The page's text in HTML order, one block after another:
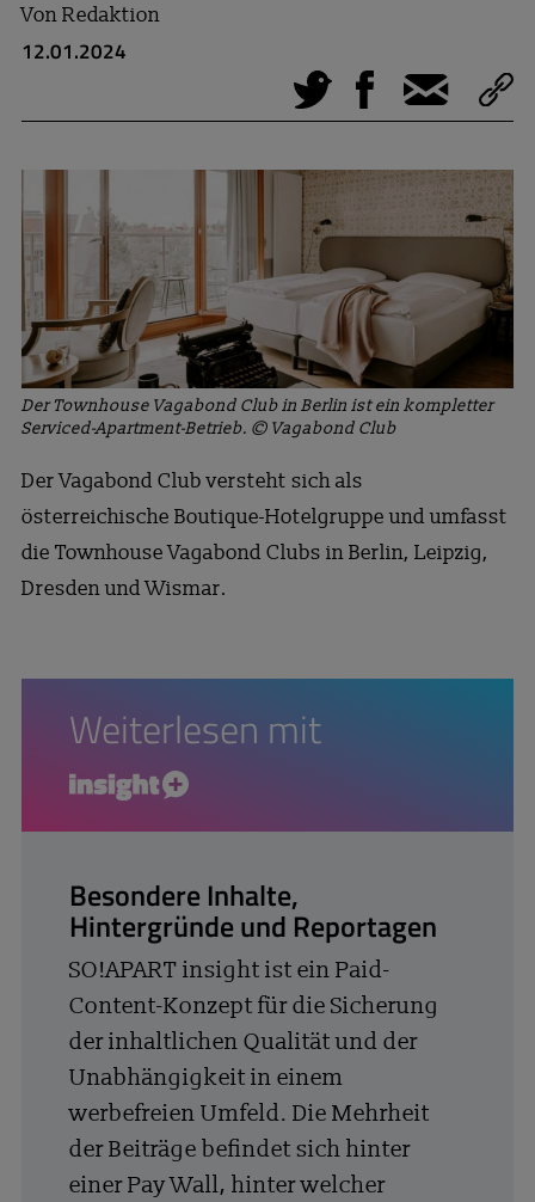
VonRedaktion
12.01.2024
Tweet Facebook
E-Mail
Der Townhouse Vagabond Club in Berlin ist ein kompletter
Serviced-Apartment-Betrieb. © Vagabond Club
Der Vagabond Club versteht sich als
österreichische Boutique-Hotelgruppe und umfasst
die Townhouse Vagabond Clubs in Berlin, Leipzig,
Dresden und Wismar.
Weiterlesen mit
insight+
Besondere Inhalte,
Hintergründe und Reportagen
SO!APART insight ist ein Paid-
Content-Konzept für die Sicherung
der inhaltlichen Qualität und der
Unabhängigkeit in einem
werbefreien Umfeld. Die Mehrheit
der Beiträge befindet sich hinter
einer Pay Wall, hinter welcher